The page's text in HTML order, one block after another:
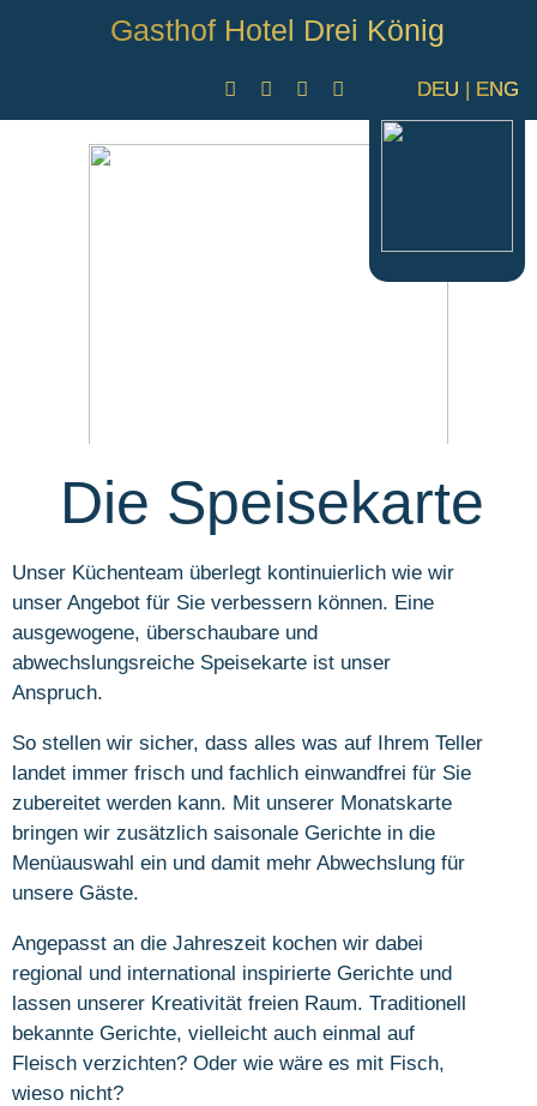
Gasthof Hotel Drei König
DEU | ENG
Die Speisekarte
Unser Küchenteam überlegt kontinuierlich wie wir
unser Angebot für Sie verbessern können. Eine
ausgewogene, überschaubare und
abwechslungsreiche Speisekarte ist unser
Anspruch.
So stellen wir sicher, dass alles was auf Ihrem Teller
landet immer frisch und fachlich einwandfrei für Sie
zubereitet werden kann. Mit unserer Monatskarte
bringen wir zusätzlich saisonale Gerichte in die
Menüauswahl ein und damit mehr Abwechslung für
unsere Gäste.
Angepasst an die Jahreszeit kochen wir dabei
regional und international inspirierte Gerichte und
lassen unserer Kreativität freien Raum. Traditionell
bekannte Gerichte, vielleicht auch einmal auf
Fleisch verzichten? Oder wie wäre es mit Fisch,
wieso nicht?